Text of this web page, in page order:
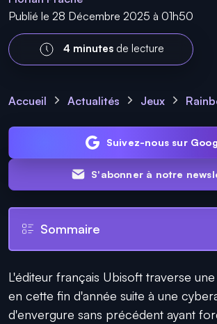
Publié le 28 Décembre 2025 à 01h50
4 minutesde lecture
Accueil Actualités Jeux
Suivez-nous sur
S'abonner à notre
Sommaire
L'éditeur français Ubisoft traverse
en cette fin d'année suite à une
d'envergure sans précédent ayant